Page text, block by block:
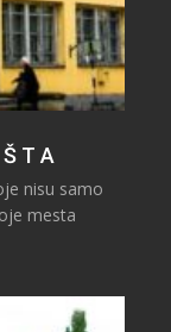
T A
nisu samo
mesta